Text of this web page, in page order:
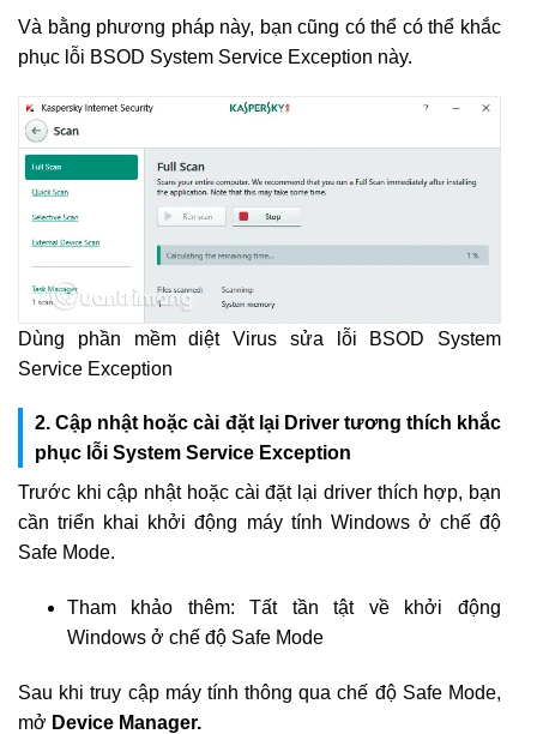
Và bằng phương pháp này, bạn cũng có thể có thể khắc
phục lỗi BSOD System Service Exception này.
Dùng phần mềm diệt Virus sửa lỗi BSOD System
Service Exception
2. Cập nhật hoặc cài đặt lại Driver tương thích khắc
phục lỗi System Service Exception
Trước khi cập nhật hoặc cài đặt lại driver thích hợp, bạn
cần triển khai khởi động máy tính Windows ở chế độ
Safe Mode.
Tham khảo thêm: Tất tần tật về khởi động
Windows ở chế độ Safe Mode
Sau khi truy cập máy tính thông qua chế độ Safe Mode,
mở Device Manager.